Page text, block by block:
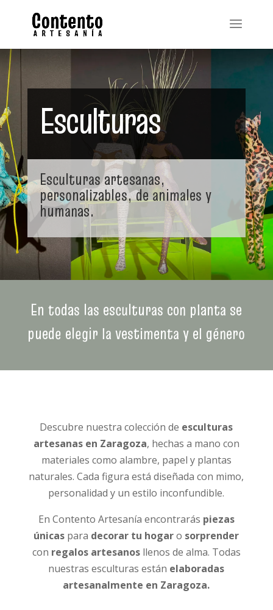
Esculturas
Esculturas artesanas,
personalizables, de animales y
humanas.
En todas las esculturas con planta se
puede elegir la vestimenta y el género
Descubre nuestra colección de esculturas
artesanas en Zaragoza, hechas a mano con
materiales como alambre, papel y plantas
naturales. Cada figura está diseñada con mimo,
personalidad y un estilo inconfundible.
En Contento Artesanía encontrarás piezas
únicas para decorar tu hogaro sorprender
con regalos artesanosllenos de alma. Todas
nuestras esculturas están elaboradas
artesanalmente en Zaragoza.